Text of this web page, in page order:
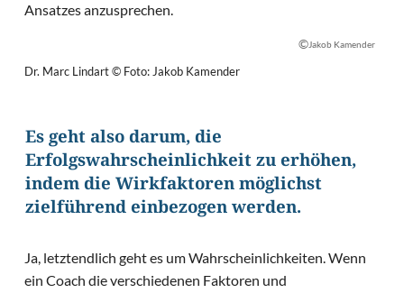
Ansatzes anzusprechen.
©Jakob Kamender
Dr. Marc Lindart © Foto: Jakob Kamender
Es geht also darum, die
Erfolgswahrscheinlichkeit zu erhöhen,
indem die Wirkfaktoren möglichst
zielführend einbezogen werden.
Ja, letztendlich geht es um Wahrscheinlichkeiten. Wenn
ein Coach die verschiedenen Faktoren und